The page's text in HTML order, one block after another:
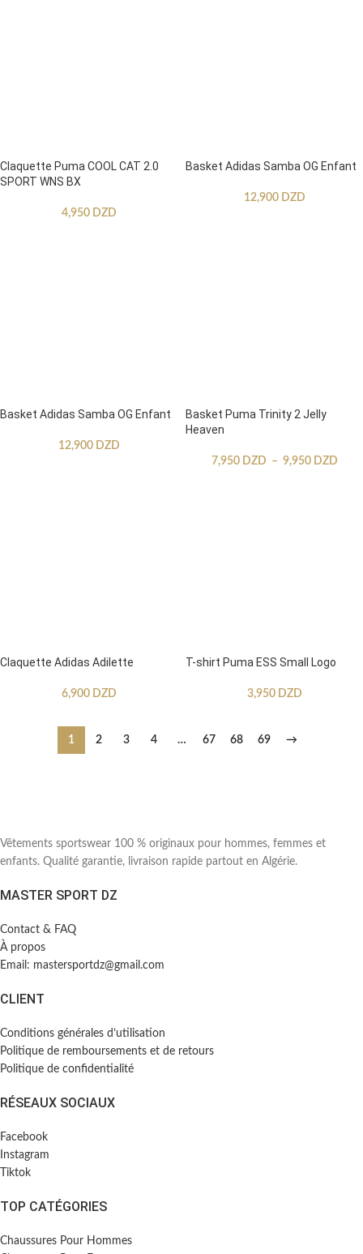
Claquette Puma COOL CAT 2.0
SPORT WNS BX
4,950 DZD
Basket Adidas Samba OG Enfant
12,900 DZD
Basket Adidas Samba OG Enfant
12,900 DZD
Basket Puma Trinity 2 Jelly
Heaven
7,950 DZD – 9,950 DZD
Claquette Adidas Adilette
6,900 DZD
T-shirt Puma ESS Small Logo
3,950 DZD
1 2 3 4 … 67 68 69 →
Vêtements sportswear 100 % originaux pour hommes, femmes et
enfants. Qualité garantie, livraison rapide partout en Algérie.
MASTER SPORT DZ
Contact & FAQ
À propos
Email: mastersportdz@gmail.com
CLIENT
Conditions générales d’utilisation
Politique de remboursements et de retours
Politique de confidentialité
RÉSEAUX SOCIAUX
Facebook
Instagram
Tiktok
TOP CATÉGORIES
Chaussures Pour Hommes